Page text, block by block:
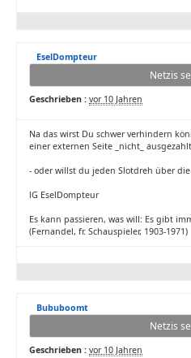
EselDompteur
Netzis
Geschrieben : vor 10 Jahren
Na das wirst Du schwer verhindern
einer externen Seite _nicht_
- oder willst du jeden Slotdreh über
lG EselDompteur
Es kann passieren, was will: Es gibt
(Fernandel, fr. Schauspieler, 1903-1971)
Bububoomt
Netzis
Geschrieben : vor 10 Jahren